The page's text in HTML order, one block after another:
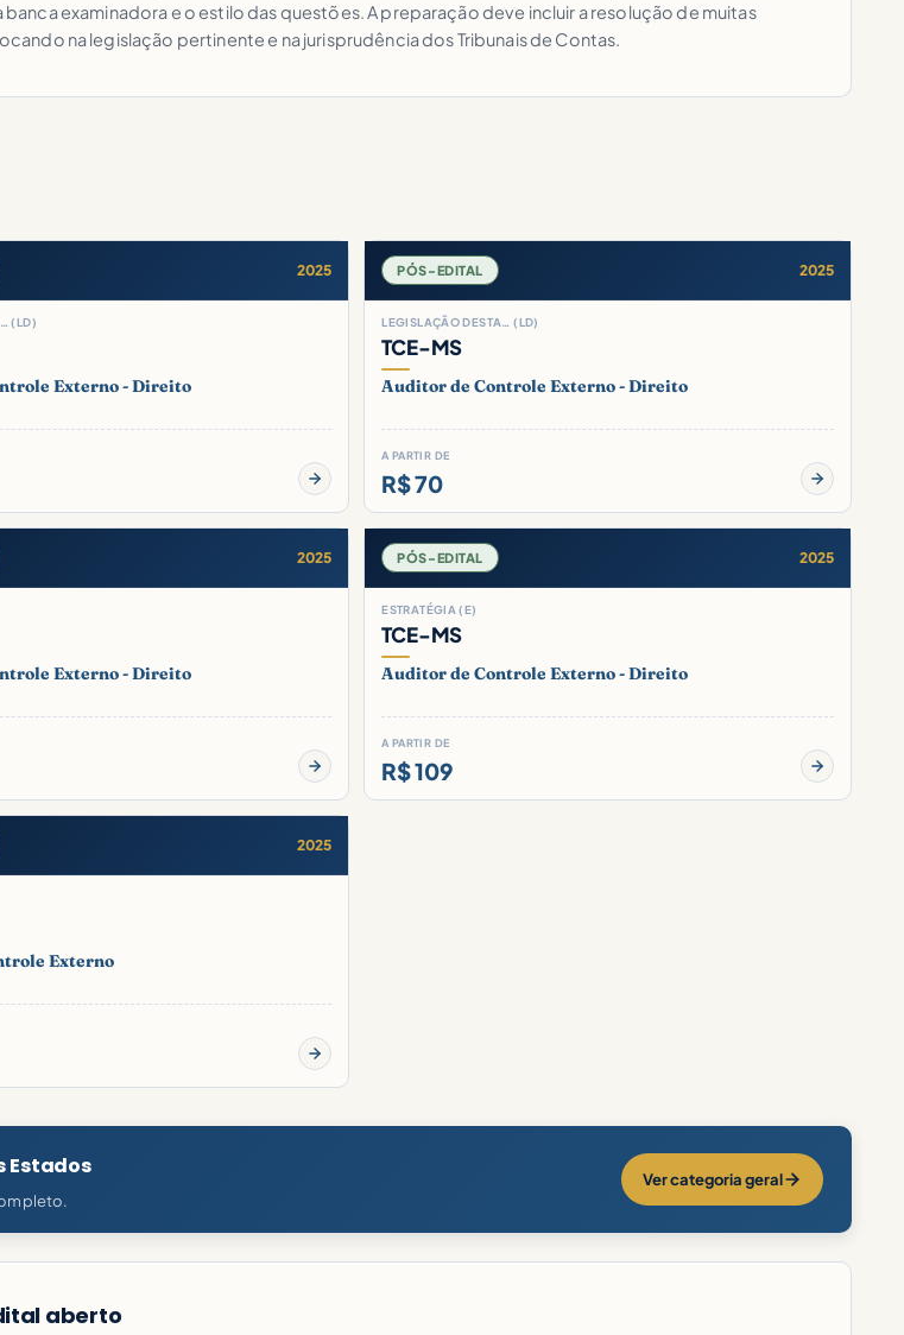
examinadora e o estilo das questões. A preparação deve incluir a resolução de muitas
na legislação pertinente e na jurisprudência dos Tribunais de Contas.
2025
(LD)
Externo - Direito
PÓS-EDITAL 2025
LEGISLAÇÃO DESTA… (LD)
TCE-MS
Auditor de Controle Externo - Direito
A PARTIR DE
R$ 70
2025
Externo - Direito
PÓS-EDITAL 2025
ESTRATÉGIA (E)
TCE-MS
Auditor de Controle Externo - Direito
A PARTIR DE
R$ 109
2025
Externo
Estados Ver categoria geral
aberto